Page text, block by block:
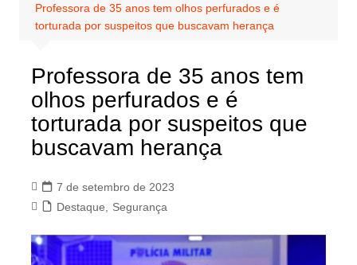
Professora de 35 anos tem olhos perfurados e é
torturada por suspeitos que buscavam herança
Professora de 35 anos tem
olhos perfurados e é
torturada por suspeitos que
buscavam herança
7 de setembro de 2023
Destaque
Segurança